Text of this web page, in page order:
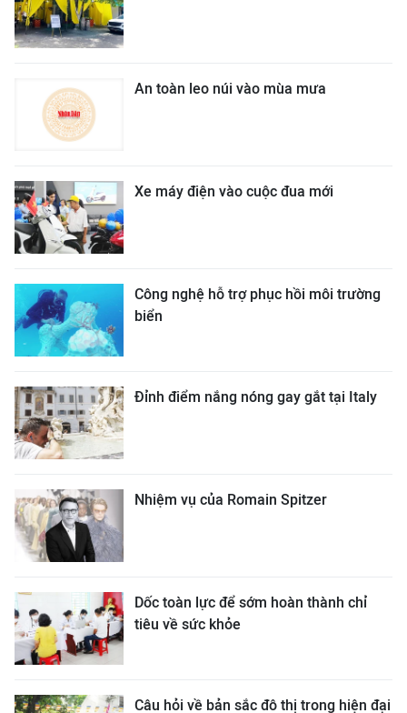
An toàn leo núi vào mùa mưa
Xe máy điện vào cuộc đua mới
Công nghệ hỗ trợ phục hồi môi trường
biển
Đỉnh điểm nắng nóng gay gắt tại Italy
Nhiệm vụ của Romain Spitzer
Dốc toàn lực để sớm hoàn thành chỉ
tiêu về sức khỏe
Câu hỏi về bản sắc đô thị trong hiện đại